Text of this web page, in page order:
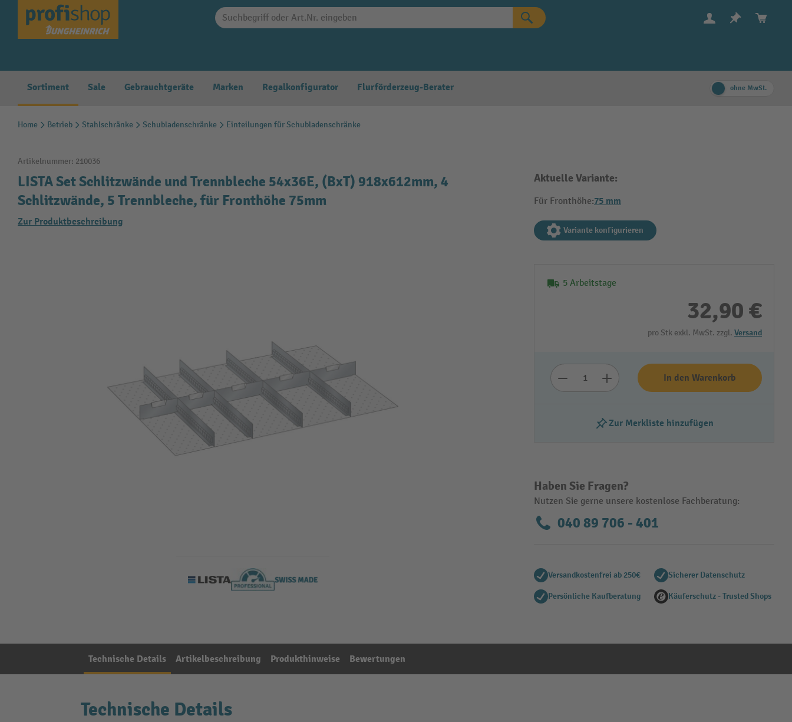
Zur Hauptnavigation springen
Sortiment Sale Gebrauchtgeräte Marken Regalkonfigurator Flurförderzeug-Berater ohne MwSt.
Home Betrieb Stahlschränke Schubladenschränke Einteilungen für Schubladenschränke
Artikelnummer: 210036
LISTA Set Schlitzwände und Trennbleche 54x36E, (BxT) 918x612mm, 4
Schlitzwände, 5 Trennbleche, für Fronthöhe 75mm
Zur Produktbeschreibung
Aktuelle Variante:
Für Fronthöhe:75 mm
Variante konfigurieren
5 Arbeitstage
32,90 €
pro Stk exkl. MwSt. zzgl. Versand
In den Warenkorb
Zur Merkliste hinzufügen
Haben Sie Fragen?
Nutzen Sie gerne unsere kostenlose Fachberatung:
040 89 706 - 401
Versandkostenfrei ab 250€ Sicherer Datenschutz
Persönliche Kaufberatung Käuferschutz - Trusted Shops
Technische Details Artikelbeschreibung Produkthinweise Bewertungen
Technische Details